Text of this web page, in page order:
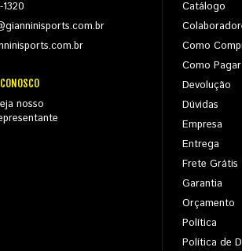
nosso
Catálogo
Como
Como Pagar
Devolução
Dúvidas
Empresa
Entrega
Frete Grátis
Garantia
Orçamento
Política
Política de